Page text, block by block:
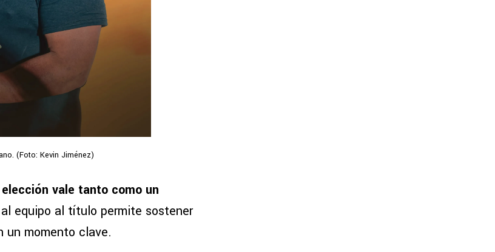
(Foto: Kevin Jiménez)
vale tanto como un
equipo al título permite sostener
un momento clave.